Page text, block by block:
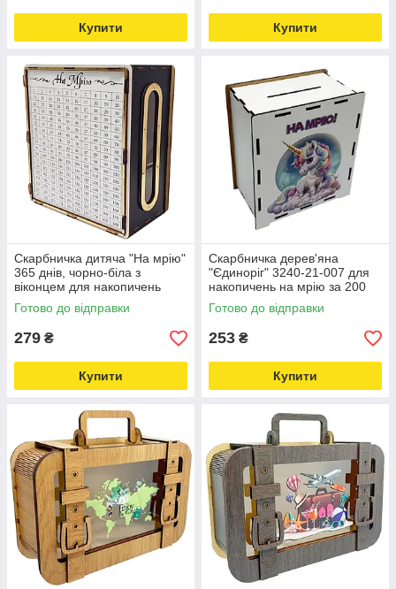
Купити Купити
Скарбничка дитяча "На мрію"
365 днів, чорно-біла з
віконцем для накопичень
Love&Life -online-multimarket-
Готово до відправки
279 ₴
Купити
Скарбничка дерев'яна
"Єдиноріг" 3240-21-007 для
накопичень на мрію за 200
днів Love&Life -online-
multimarket-
Готово до відправки
253 ₴
Купити